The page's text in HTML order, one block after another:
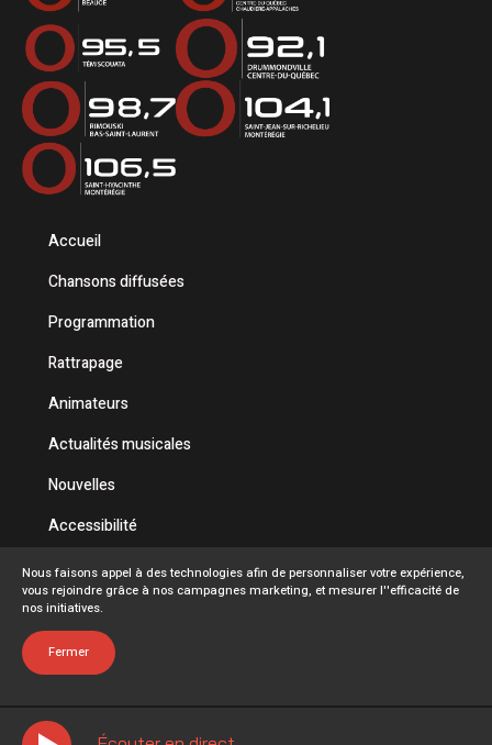
Accueil
Chansons diffusées
Programmation
Rattrapage
Animateurs
Actualités musicales
Nouvelles
Accessibilité
Politique de confidentialité
Conditions d'utilisation
FAQ
Nous faisons appel à des technologies afin de personnaliser votre expérience,
vous rejoindre grâce à nos campagnes marketing, et mesurer l''efficacité de
nos initiatives.
Fermer